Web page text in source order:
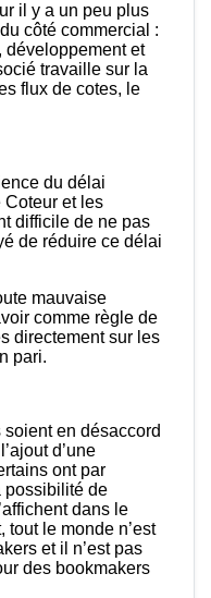
il y a un peu plus
côté commercial :
développement et
travaille sur la
flux de cotes, le
du délai
Coteur et les
difficile de ne pas
de réduire ce délai
mauvaise
comme règle de
directement sur les
pari.
soient en désaccord
d’une
ont par
possibilité de
dans le
tout le monde n’est
et il n’est pas
des bookmakers